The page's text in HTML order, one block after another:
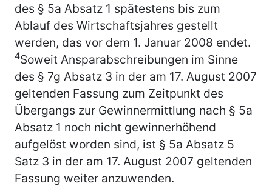
des § 5a Absatz 1 spätestens bis zum
Ablauf des Wirtschaftsjahres gestellt
werden, das vor dem 1. Januar 2008 endet.
4Soweit Ansparabschreibungen im Sinne
des § 7g Absatz 3 in der am 17. August 2007
geltenden Fassung zum Zeitpunkt des
Übergangs zur Gewinnermittlung nach § 5a
Absatz 1 noch nicht gewinnerhöhend
aufgelöst worden sind, ist § 5a Absatz 5
Satz 3 in der am 17. August 2007 geltenden
Fassung weiter anzuwenden.